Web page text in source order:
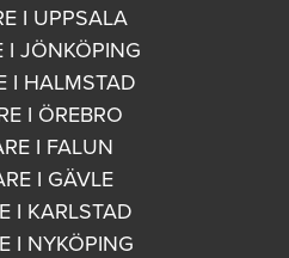
I UPPSALA
I JÖNKÖPING
I HALMSTAD
I ÖREBRO
I FALUN
I GÄVLE
I KARLSTAD
I NYKÖPING